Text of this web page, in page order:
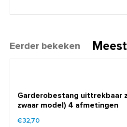
Eerder bekeken
Garderobestang uittrekbaar
zwaar model) 4 afmetingen
€32,70